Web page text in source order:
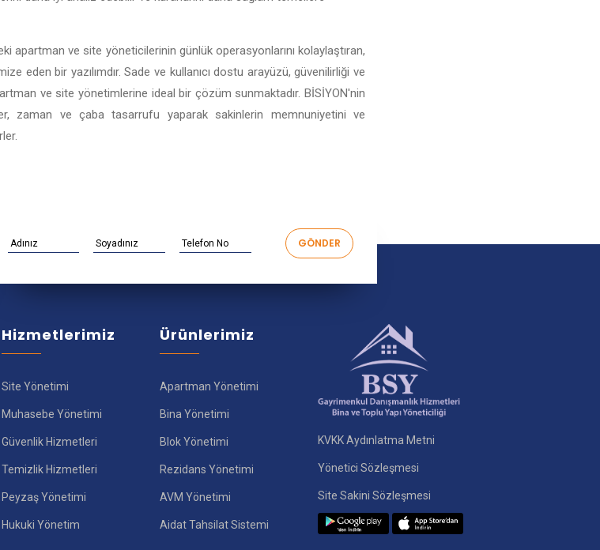
apartman ve site yöneticilerinin günlük operasyonlarını kolaylaştıran,
eden bir yazılımdır. Sade ve kullanıcı dostu arayüzü, güvenilirliği ve
ve site yönetimlerine ideal bir çözüm sunmaktadır. BİSİYON'nin
zaman ve çaba tasarrufu yaparak sakinlerin memnuniyetini ve
Hizmetlerimiz
Site Yönetimi
Muhasebe Yönetimi
Güvenlik Hizmetleri
Temizlik Hizmetleri
Peyzaş Yönetimi
Hukuki Yönetim
Ürünlerimiz
Apartman Yönetimi
Bina Yönetimi
Blok Yönetimi
Rezidans Yönetimi
AVM Yönetimi
Aidat Tahsilat Sistemi
KVKK Aydınlatma Metni
Yönetici Sözleşmesi
Site Sakini Sözleşmesi